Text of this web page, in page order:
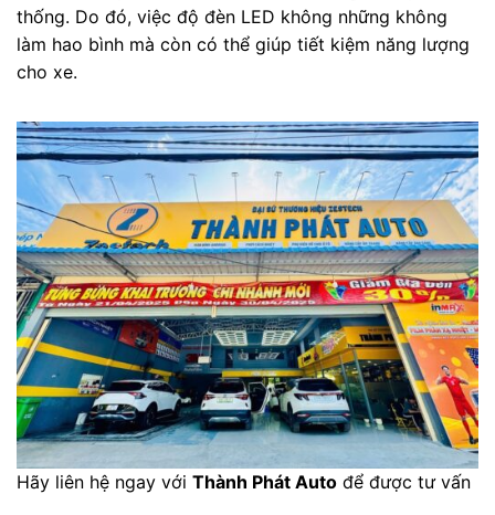
thống. Do đó, việc độ đèn LED không những không
làm hao bình mà còn có thể giúp tiết kiệm năng lượng
cho xe.
Hãy liên hệ ngay với Thành Phát Auto để được tư vấn